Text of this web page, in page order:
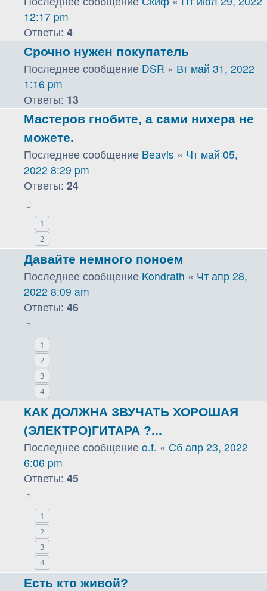
12:17 pm
Ответы: 4
Срочно нужен покупатель
Последнее сообщение DSR « Вт май 31, 2022
1:16 pm
Ответы: 13
Мастеров гнобите, а сами нихера не
можете.
Последнее сообщение Beavis « Чт май 05,
2022 8:29 pm
Ответы: 24
1
2
Давайте немного поноем
Последнее сообщение Kondrath « Чт апр 28,
2022 8:09 am
Ответы: 46
1
2
3
4
КАК ДОЛЖНА ЗВУЧАТЬ ХОРОШАЯ
(ЭЛЕКТРО)ГИТАРА ?...
Последнее сообщение o.f. « Сб апр 23, 2022
6:06 pm
Ответы: 45
1
2
3
4
Есть кто живой?